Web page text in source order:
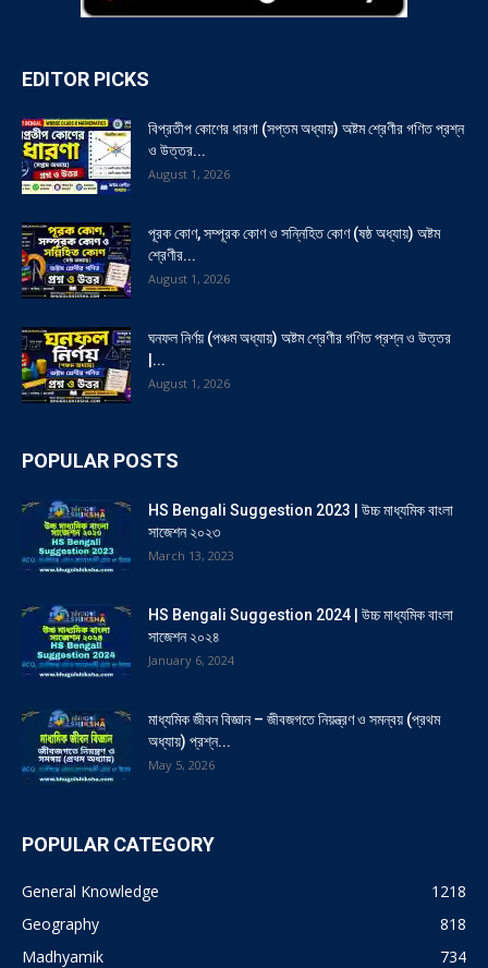
EDITOR PICKS
বিপ্রতীপ কোণের ধারণা (সপ্তম অধ্যায়) অষ্টম শ্রেণীর গণিত প্রশ্ন
ও উত্তর...
August 1, 2026
পূরক কোণ, সম্পূরক কোণ ও সন্নিহিত কোণ (ষষ্ঠ অধ্যায়) অষ্টম
শ্রেণীর...
August 1, 2026
ঘনফল নির্ণয় (পঞ্চম অধ্যায়) অষ্টম শ্রেণীর গণিত প্রশ্ন ও উত্তর
|...
August 1, 2026
POPULAR POSTS
HS Bengali Suggestion 2023 | উচ্চ মাধ্যমিক বাংলা
সাজেশন ২০২৩
March 13, 2023
HS Bengali Suggestion 2024 | উচ্চ মাধ্যমিক বাংলা
সাজেশন ২০২৪
January 6, 2024
মাধ্যমিক জীবন বিজ্ঞান – জীবজগতে নিয়ন্ত্রণ ও সমন্বয় (প্রথম
অধ্যায়) প্রশ্ন...
May 5, 2026
POPULAR CATEGORY
General Knowledge
1218
Geography
818
Madhyamik
734